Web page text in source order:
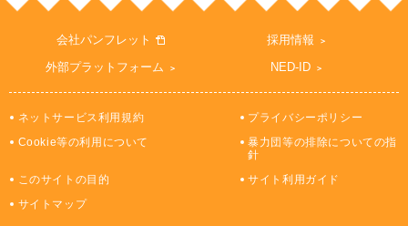
会社パンフレット
採用情報
外部プラットフォーム
NED-ID
ネットサービス利用規約
プライバシーポリシー
Cookie等の利用について
暴力団等の排除についての指
針
このサイトの目的
サイト利用ガイド
サイトマップ